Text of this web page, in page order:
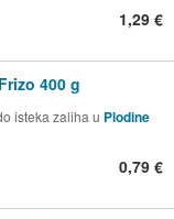
1,29 €
400 g
isteka zaliha u Plodine
0,79 €